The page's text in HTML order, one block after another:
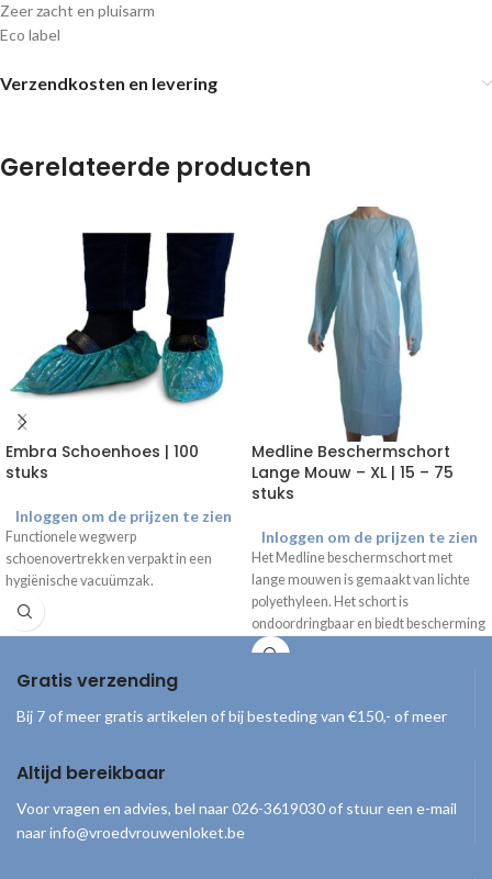
Zeer zacht en pluisarm
Eco label
Verzendkosten en levering
Gerelateerde producten
Embra Schoenhoes | 100
stuks
Inloggen om de prijzen te zien
Functionele wegwerp
schoenovertrekken verpakt in een
hygiënische vacuümzak.
Medline Beschermschort
Lange Mouw – XL | 15 – 75
stuks
Inloggen om de prijzen te zien
Het Medline beschermschort met
lange mouwen is gemaakt van lichte
polyethyleen. Het schort is
ondoordringbaar en biedt bescherming
tegen reinigingsmiddelen en
Gratis verzending
Bij 7 of meer gratis artikelen of bij besteding van €150,- of meer
Altijd bereikbaar
Voor vragen en advies, bel naar 026-3619030 of stuur een e-mail
naar info@vroedvrouwenloket.be